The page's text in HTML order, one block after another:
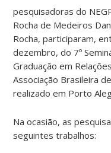
pesquisadoras do
Rocha de Medeiros
Rocha, participaram,
dezembro, do 7º
Graduação em
Associação Brasileira
realizado em Porto
Na ocasião, as
seguintes trabalhos: